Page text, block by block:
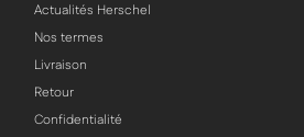
Actualités Herschel
Nos termes
Livraison
Retour
Confidentialité